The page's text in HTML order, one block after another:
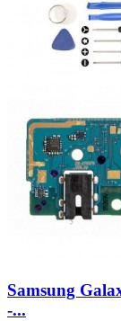
Samsung
-...